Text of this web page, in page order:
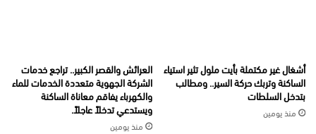
أشغال غير مكتملة بأيت ملول تثير استياء
الساكنة وتربك حركة السير.. ومطالب
بتدخل السلطات
منذ يومين
العرائش والقصر الكبير.. تراجع خدمات
الشركة الجهوية متعددة الخدمات للماء
والكهرباء يفاقم معاناة الساكنة
ويستدعي تدخلاً عاجلاً.
منذ يومين